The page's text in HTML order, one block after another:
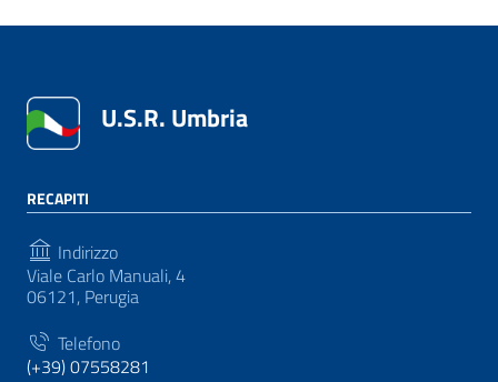
U.S.R. Umbria
RECAPITI
Indirizzo
Viale Carlo Manuali, 4
06121, Perugia
Telefono
(+39) 07558281